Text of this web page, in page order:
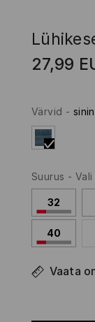
27,99
Värvid -
Suurus - Vali
32
40
Vaata